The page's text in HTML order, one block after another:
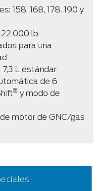
158, 168, 178, 190 y
000 lb.
para una
L estándar
de 6
® y modo de
motor de GNC/gas